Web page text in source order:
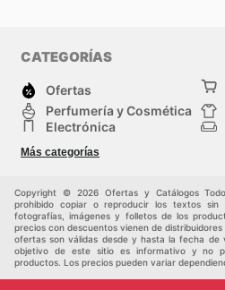
CATEGORÍAS
Ofertas
Perfumería y Cosmética
Electrónica
Deporte
Juguetes y bebés
Más categorías
Copyright © 2026 Ofertas y Catálogos
prohibido copiar o reproducir los textos sin
fotografías, imágenes y folletos de los
precios con descuentos vienen de
ofertas son válidas desde y hasta la fecha
objetivo de este sitio es informativo y no
productos. Los precios pueden variar